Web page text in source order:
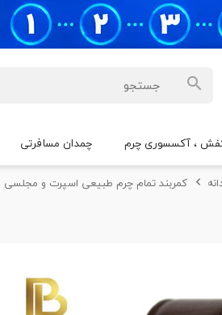
، آکسسوری چرم چمدان مسافرتی
کمربند تمام چرم طبیعی اسپرت و مجلسی